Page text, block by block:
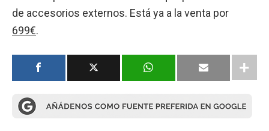
de accesorios externos. Está ya a la venta por
699€.